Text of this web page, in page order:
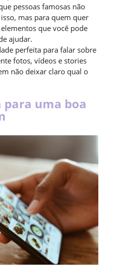
pessoas famosas não
mas para quem quer
que você pode
ajudar.
perfeita para falar sobre
fotos, vídeos e stories
não deixar claro qual o
para uma boa